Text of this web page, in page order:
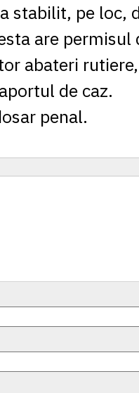
stabilit, pe loc,
are permisul
abateri
de caz.
penal.